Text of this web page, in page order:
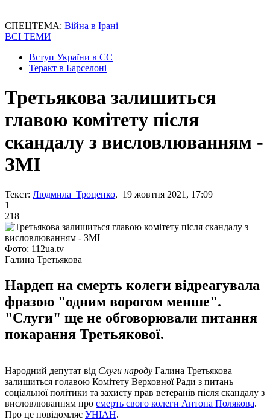
СПЕЦТЕМА: Війна в Ірані
ВСІ ТЕМИ
Вступ України в ЄС
Теракт в Барселоні
Третьякова залишиться
главою комітету після
скандалу з висловлюванням -
ЗМІ
Текст: Людмила Троценко, 19 жовтня 2021, 17:09
1
218
Фото: 112ua.tv
Галина Третьякова
Нардеп на смерть колеги відреагувала
фразою "одним ворогом менше".
"Слуги" ще не обговорювали питання
покарання Третьякової.
Народний депутат від Слуги народу Галина Третьякова
залишиться голавою Комітету Верховної Ради з питань
соціальної політики та захисту прав ветеранів після скандалу з
висловлюванням про смерть свого колеги Антона Полякова.
Про це повідомляє УНІАН.